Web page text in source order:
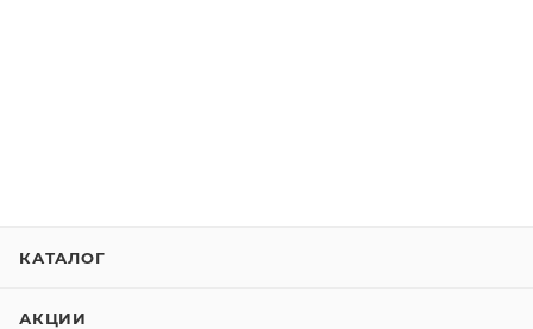
КАТАЛОГ
АКЦИИ